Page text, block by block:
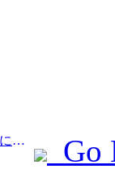
Prev:黒竜江省七台河市は、氷雪産業に関する全国初の条例を公布し、AIと氷雪スポーツの融合を奨励した。
Go